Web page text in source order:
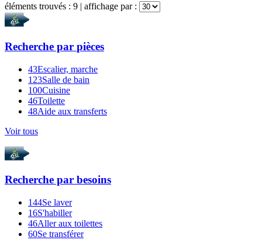
éléments trouvés : 9 | affichage par :
Recherche par pièces
43Escalier, marche
123Salle de bain
100Cuisine
46Toilette
48Aide aux transferts
Voir tous
Recherche par besoins
144Se laver
16S'habiller
46Aller aux toilettes
60Se transférer